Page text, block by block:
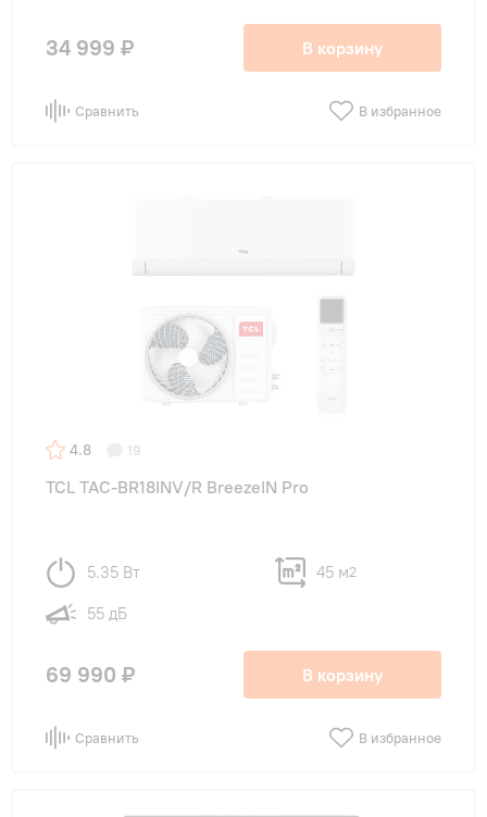
34 999 ₽ В корзину
Сравнить В избранное
4.8 19
TCL TAC-BR18INV/R BreezeIN Pro
5.35 Вт 45 м2
55 дБ
69 990 ₽ В корзину
Сравнить В избранное